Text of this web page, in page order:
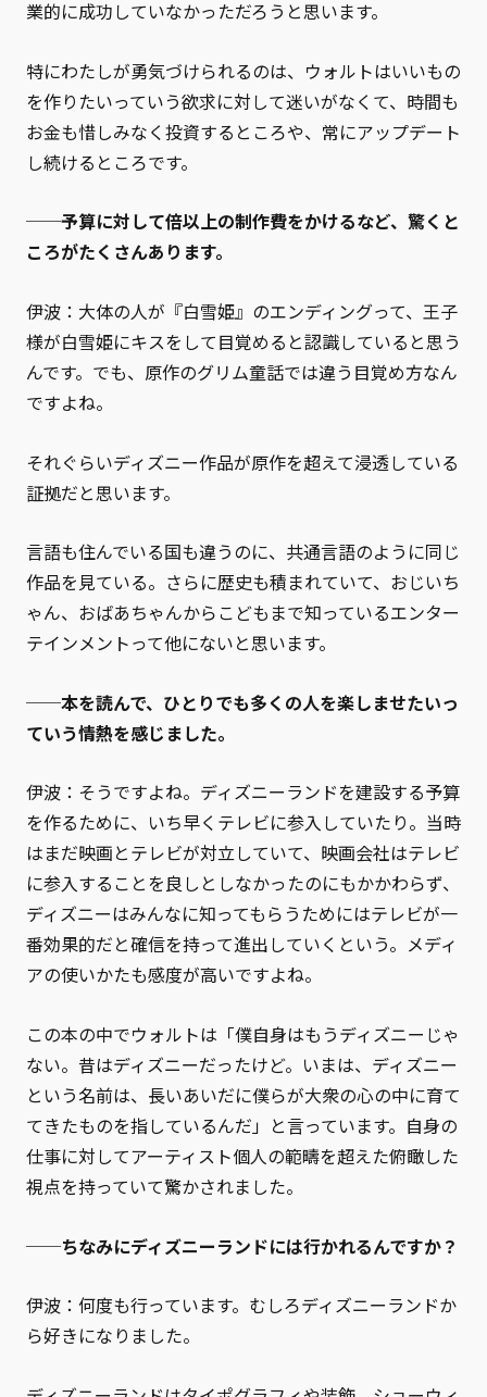
業的に成功していなかっただろうと思います。
特にわたしが勇気づけられるのは、ウォルトはいいもの
を作りたいっていう欲求に対して迷いがなくて、時間も
お金も惜しみなく投資するところや、常にアップデート
し続けるところです。
──予算に対して倍以上の制作費をかけるなど、驚くと
ころがたくさんあります。
伊波：大体の人が『白雪姫』のエンディングって、王子
様が白雪姫にキスをして目覚めると認識していると思う
んです。でも、原作のグリム童話では違う目覚め方なん
ですよね。
それぐらいディズニー作品が原作を超えて浸透している
証拠だと思います。
言語も住んでいる国も違うのに、共通言語のように同じ
作品を見ている。さらに歴史も積まれていて、おじいち
ゃん、おばあちゃんからこどもまで知っているエンター
テインメントって他にないと思います。
──本を読んで、ひとりでも多くの人を楽しませたいっ
ていう情熱を感じました。
伊波：そうですよね。ディズニーランドを建設する予算
を作るために、いち早くテレビに参入していたり。当時
はまだ映画とテレビが対立していて、映画会社はテレビ
に参入することを良しとしなかったのにもかかわらず、
ディズニーはみんなに知ってもらうためにはテレビが一
番効果的だと確信を持って進出していくという。メディ
アの使いかたも感度が高いですよね。
この本の中でウォルトは「僕自身はもうディズニーじゃ
ない。昔はディズニーだったけど。いまは、ディズニー
という名前は、長いあいだに僕らが大衆の心の中に育て
てきたものを指しているんだ」と言っています。自身の
仕事に対してアーティスト個人の範疇を超えた俯瞰した
視点を持っていて驚かされました。
──ちなみにディズニーランドには行かれるんですか？
伊波：何度も行っています。むしろディズニーランドか
ら好きになりました。